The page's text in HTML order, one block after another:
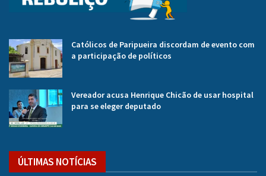
Católicos de Paripueira discordam de evento com
a participação de políticos
Vereador acusa Henrique Chicão de usar hospital
para se eleger deputado
ÚLTIMAS NOTÍCIAS